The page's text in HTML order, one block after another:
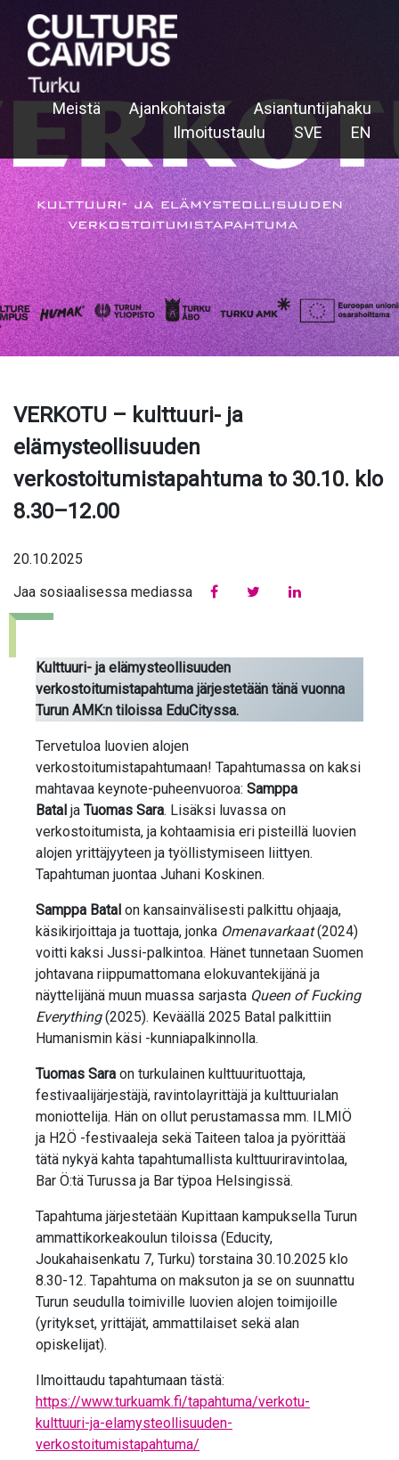
Meistä Ajankohtaista
Asiantuntijahaku
Ilmoitustaulu
SVE EN
VERKOTU – kulttuuri- ja
elämysteollisuuden
verkostoitumistapahtuma to 30.10. klo
8.30–12.00
20.10.2025
Jaa sosiaalisessa mediassa
Jaa
Jaa
Jaa
Kulttuuri- ja elämysteollisuuden
verkostoitumistapahtuma järjestetään tänä vuonna
Turun AMK:n tiloissa EduCityssa.
Tervetuloa luovien alojen
verkostoitumistapahtumaan! Tapahtumassa on kaksi
mahtavaa keynote-puheenvuoroa: Samppa
Batal ja Tuomas Sara. Lisäksi luvassa on
verkostoitumista, ja kohtaamisia eri pisteillä luovien
alojen yrittäjyyteen ja työllistymiseen liittyen.
Tapahtuman juontaa Juhani Koskinen.
Samppa Batal on kansainvälisesti palkittu ohjaaja,
käsikirjoittaja ja tuottaja, jonka Omenavarkaat(2024)
voitti kaksi Jussi-palkintoa. Hänet tunnetaan Suomen
johtavana riippumattomana elokuvantekijänä ja
näyttelijänä muun muassa sarjasta Queen of Fucking
Everything(2025). Keväällä 2025 Batal palkittiin
Humanismin käsi -kunniapalkinnolla.
Tuomas Sara on turkulainen kulttuurituottaja,
festivaalijärjestäjä, ravintolayrittäjä ja kulttuurialan
moniottelija. Hän on ollut perustamassa mm. ILMIÖ
ja H2Ö -festivaaleja sekä Taiteen taloa ja pyörittää
tätä nykyä kahta tapahtumallista kulttuuriravintolaa,
Bar Ö:tä Turussa ja Bar tÿpoa Helsingissä.
Tapahtuma järjestetään Kupittaan kampuksella Turun
ammattikorkeakoulun tiloissa (Educity,
Joukahaisenkatu 7, Turku) torstaina 30.10.2025 klo
8.30-12. Tapahtuma on maksuton ja se on suunnattu
Turun seudulla toimiville luovien alojen toimijoille
(yritykset, yrittäjät, ammattilaiset sekä alan
opiskelijat).
Ilmoittaudu tapahtumaan tästä:
https://www.turkuamk.fi/tapahtuma/verkotu-
kulttuuri-ja-elamysteollisuuden-
verkostoitumistapahtuma/